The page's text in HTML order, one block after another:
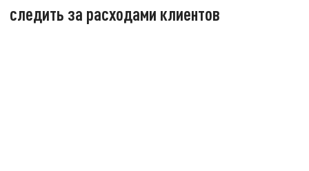
следить за расходами клиентов